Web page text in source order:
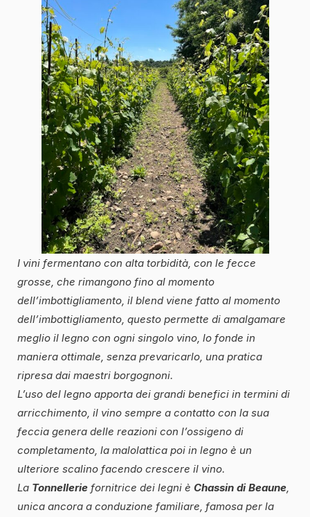
I vini fermentano con alta torbidità, con le fecce
grosse, che rimangono fino al momento
dell’imbottigliamento, il blend viene fatto al momento
dell’imbottigliamento, questo permette di amalgamare
meglio il legno con ogni singolo vino, lo fonde in
maniera ottimale, senza prevaricarlo, una pratica
ripresa dai maestri borgognoni.
L’uso del legno apporta dei grandi benefici in termini di
arricchimento, il vino sempre a contatto con la sua
feccia genera delle reazioni con l’ossigeno di
completamento, la malolattica poi in legno è un
ulteriore scalino facendo crescere il vino.
La Tonnellerie fornitrice dei legni è Chassin di Beaune
unica ancora a conduzione familiare, famosa per la